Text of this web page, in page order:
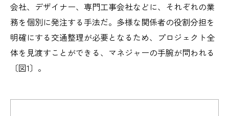
会社、デザイナー、専門工事会社などに、それぞれの業
務を個別に発注する手法だ。多様な関係者の役割分担を
明確にする交通整理が必要となるため、プロジェクト全
体を見渡すことができる、マネジャーの手腕が問われる
〔図1〕。